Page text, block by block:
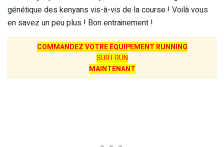
génétique des kenyans vis-à-vis de la course ! Voilà vous
en savez un peu plus ! Bon entrainement !
COMMANDEZ VOTRE ÉQUIPEMENT RUNNING
SUR I-RUN
MAINTENANT